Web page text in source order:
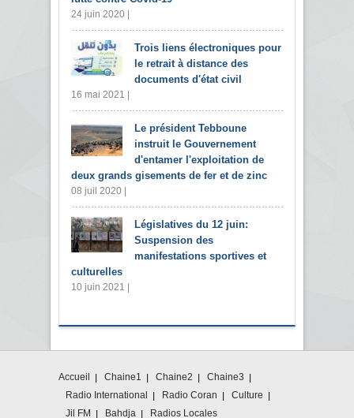
24 juin 2020 |
Trois liens électroniques pour
le retrait à distance des
documents d'état civil
16 mai 2021 |
Le président Tebboune
instruit le Gouvernement
d'entamer l'exploitation de
deux grands gisements de fer et de zinc
08 juil 2020 |
Législatives du 12 juin:
Suspension des
manifestations sportives et
culturelles
10 juin 2021 |
Accueil Chaine1 Chaine2
Chaine3
Radio International
Radio Coran
Culture
Jil FM
Bahdja Radios Locales